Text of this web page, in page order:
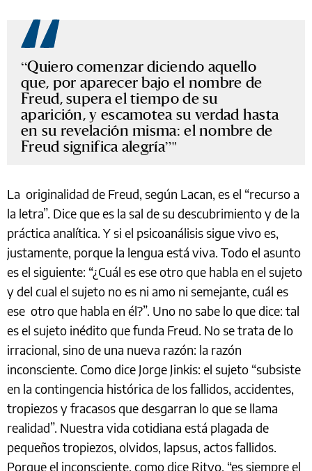
“Quiero comenzar diciendo aquello
que, por aparecer bajo el nombre de
Freud, supera el tiempo de su
aparición, y escamotea su verdad hasta
en su revelación misma: el nombre de
Freud significa alegría”
La originalidad de Freud, según Lacan, es el “recurso a
la letra”. Dice que es la sal de su descubrimiento y de la
práctica analítica. Y si el psicoanálisis sigue vivo es,
justamente, porque la lengua está viva. Todo el asunto
es el siguiente: “¿Cuál es ese otro que habla en el sujeto
y del cual el sujeto no es ni amo ni semejante, cuál es
ese otro que habla en él?”. Uno no sabe lo que dice: tal
es el sujeto inédito que funda Freud. No se trata de lo
irracional, sino de una nueva razón: la razón
inconsciente. Como dice Jorge Jinkis: el sujeto “subsiste
en la contingencia histórica de los fallidos, accidentes,
tropiezos y fracasos que desgarran lo que se llama
realidad”. Nuestra vida cotidiana está plagada de
pequeños tropiezos, olvidos, lapsus, actos fallidos.
Porque el inconsciente, como dice Ritvo, “es siempre el